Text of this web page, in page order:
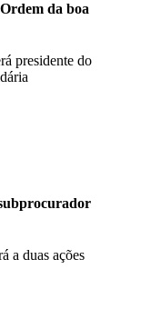
da boa
presidente do
a duas ações